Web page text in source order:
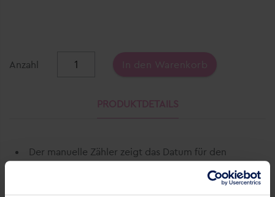
Anzahl In den Warenkorb
PRODUKTDETAILS
Der manuelle Zähler zeigt das Datum für den
Die Einfüllklappe öffnet automatisch, sobald der